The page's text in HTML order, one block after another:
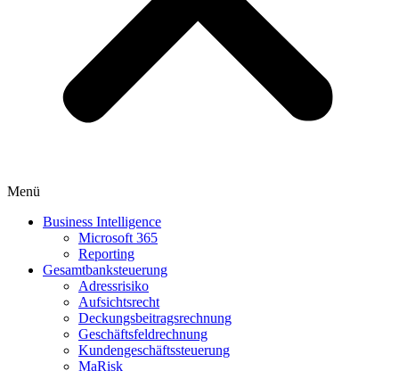
Menü
Business Intelligence
Microsoft 365
Reporting
Gesamtbanksteuerung
Adressrisiko
Aufsichtsrecht
Deckungsbeitragsrechnung
Geschäftsfeldrechnung
Kundengeschäftssteuerung
MaRisk